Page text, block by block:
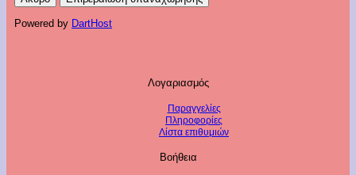
Powered by DartHost
Λογαριασμός
Παραγγελίες
Πληροφορίες
Λίστα επιθυμιών
Βοήθεια